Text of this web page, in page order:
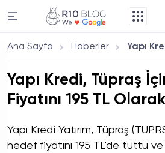
Ana Sayfa Haberler
Yapı Kredi, Tüpraş
Fiyatını 195 TL
Yapı Kredi Yatırım, Tüpraş
hedef fiyatını 195 TL'de tuttu